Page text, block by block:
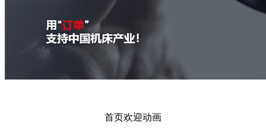
首页欢迎动画